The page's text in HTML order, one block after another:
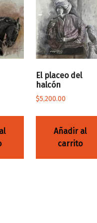
El placeo del
halcón
$5,200.00
Añadir al
carrito